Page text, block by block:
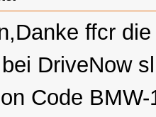
ffcr
DriveNow
Code